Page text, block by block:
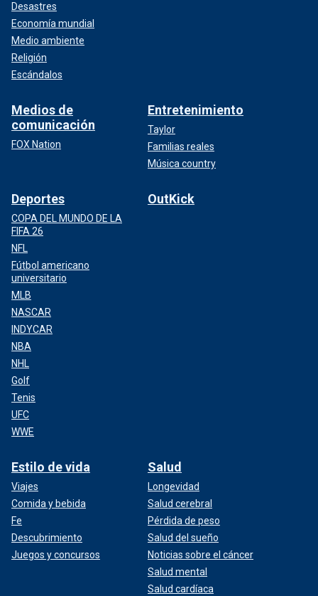
Desastres
Economía mundial
Medio ambiente
Religión
Escándalos
Medios de
comunicación
FOX Nation
Entretenimiento
Taylor
Familias reales
Música country
Deportes
COPA DEL MUNDO DE LA
FIFA 26
NFL
Fútbol americano
universitario
MLB
NASCAR
INDYCAR
NBA
NHL
Golf
Tenis
UFC
WWE
OutKick
Estilo de vida
Viajes
Comida y bebida
Fe
Descubrimiento
Juegos y concursos
Salud
Longevidad
Salud cerebral
Pérdida de peso
Salud del sueño
Noticias sobre el cáncer
Salud mental
Salud cardíaca